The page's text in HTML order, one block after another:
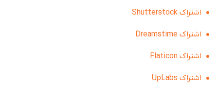
اشتراک Shutterstock
اشتراک Dreamstime
اشتراک Flaticon
اشتراک UpLabs